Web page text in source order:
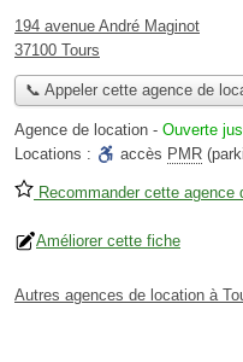
194 avenue André Maginot
37100 Tours
📞 Appeler cette agence de
Agence de location - Ouverte
Locations :
accès PMR
Recommander cette agence
Améliorer cette fiche
Autres agences de location à